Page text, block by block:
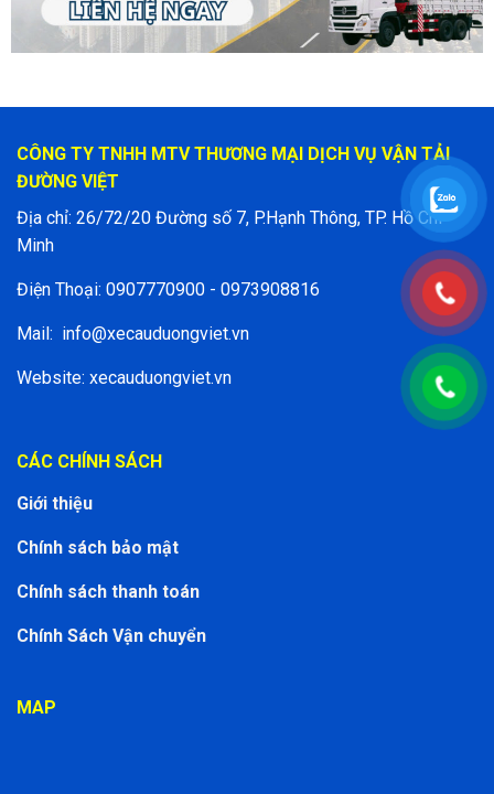
CÔNG TY TNHH MTV THƯƠNG MẠI DỊCH VỤ VẬN TẢI
ĐƯỜNG VIỆT
Địa chỉ: 26/72/20 Đường số 7, P.Hạnh Thông, TP. Hồ Chí
Minh
Điện Thoại: 0907770900 - 0973908816
Mail: info@xecauduongviet.vn
Website: xecauduongviet.vn
CÁC CHÍNH SÁCH
Giới thiệu
Chính sách bảo mật
Chính sách thanh toán
Chính Sách Vận chuyển
MAP